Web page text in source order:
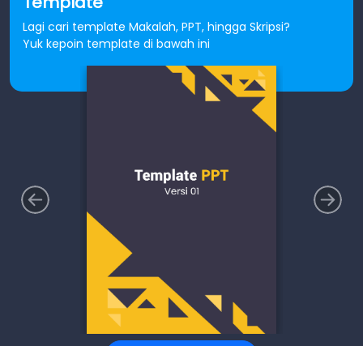
Lagi cari template Makalah, PPT, hingga Skripsi?
Yuk kepoin template di bawah ini